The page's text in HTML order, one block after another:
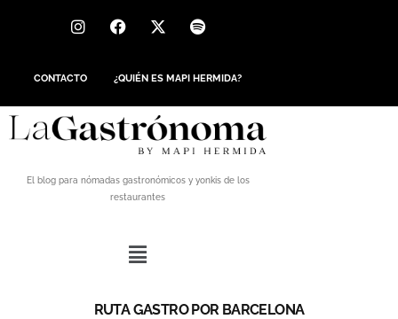
CONTACTO ¿QUIÉN ES MAPI HERMIDA?
El blog para nómadas gastronómicos y yonkis de los
restaurantes
RUTA GASTRO POR BARCELONA